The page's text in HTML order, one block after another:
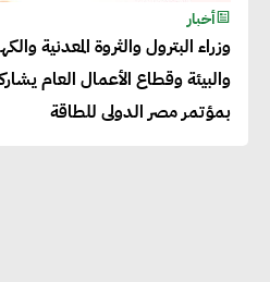
أخبار
وزراء البترول والثروة المعدنية
والبيئة وقطاع الأعمال العام
بمؤتمر مصر الدولى للطاقة